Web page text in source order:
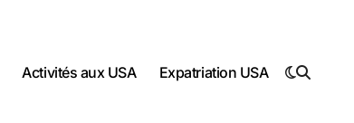
Activités aux USA Expatriation USA